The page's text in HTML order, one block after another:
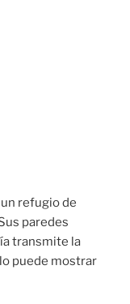
refugio de
paredes
transmite la
puede mostrar